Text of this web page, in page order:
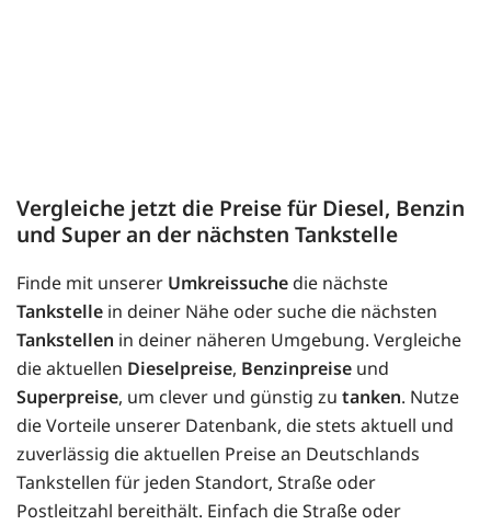
4,093 km 2,109€
Hoyer
Hauptstr. 15
21261 Welle
Stand: 06.08.2026 09:56:02
Quelle: MTS-K des Bundeskartellamts
Vergleiche jetzt die Preise für Diesel, Benzin
und Super an der nächsten Tankstelle
Finde mit unserer Umkreissuche die nächste
Tankstelle in deiner Nähe oder suche die nächsten
Tankstellen in deiner näheren Umgebung. Vergleiche
die aktuellen Dieselpreise, Benzinpreise und
Superpreise, um clever und günstig zu tanken. Nutze
die Vorteile unserer Datenbank, die stets aktuell und
zuverlässig die aktuellen Preise an Deutschlands
Tankstellen für jeden Standort, Straße oder
Postleitzahl bereithält. Einfach die Straße oder